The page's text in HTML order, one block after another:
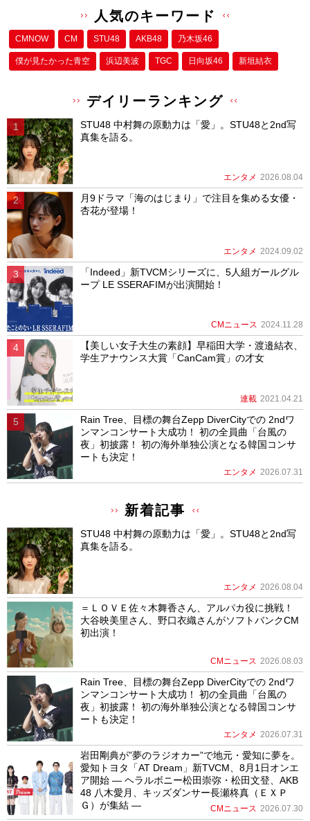
人気のキーワード
CMNOW CM STU48 AKB48 乃木坂46
僕が⾒たかった⻘空 浜辺美波 TGC 日向坂46 新垣結衣
デイリーランキング
STU48 中村舞の原動力は「愛」。STU48と2nd写
真集を語る。
エンタメ 2026.08.04
月9ドラマ「海のはじまり」で注目を集める女優・
杏花が登場！
エンタメ 2024.09.02
「Indeed」新TVCMシリーズに、5人組ガールグル
ープ LE SSERAFIMが出演開始！
CMニュース 2024.11.28
【美しい女子大生の素顔】早稲田大学・渡邉結衣、
学生アナウンス大賞「CanCam賞」の才女
連載 2021.04.21
Rain Tree、目標の舞台Zepp DiverCityでの 2ndワ
ンマンコンサート大成功！ 初の全員曲「台風の
夜」初披露！ 初の海外単独公演となる韓国コンサ
ートも決定！
エンタメ 2026.07.31
新着記事
STU48 中村舞の原動力は「愛」。STU48と2nd写
真集を語る。
エンタメ 2026.08.04
＝ＬＯＶＥ佐々木舞香さん、アルパカ役に挑戦！
大谷映美里さん、野口衣織さんがソフトバンクCM
初出演！
CMニュース 2026.08.03
Rain Tree、目標の舞台Zepp DiverCityでの 2ndワ
ンマンコンサート大成功！ 初の全員曲「台風の
夜」初披露！ 初の海外単独公演となる韓国コンサ
ートも決定！
エンタメ 2026.07.31
岩田剛典が”夢のラジオカー”で地元・愛知に夢を。
愛知トヨタ「AT Dream」新TVCM、8月1日オンエ
ア開始 ― ヘラルボニー松田崇弥・松田文登、AKB
48 八木愛月、キッズダンサー長瀬柊真（ＥＸＰ
Ｇ）が集結 ―
CMニュース 2026.07.30